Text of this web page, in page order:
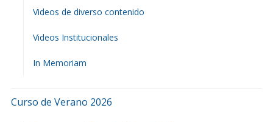
Videos de diverso contenido
Videos Institucionales
In Memoriam
Curso de Verano 2026